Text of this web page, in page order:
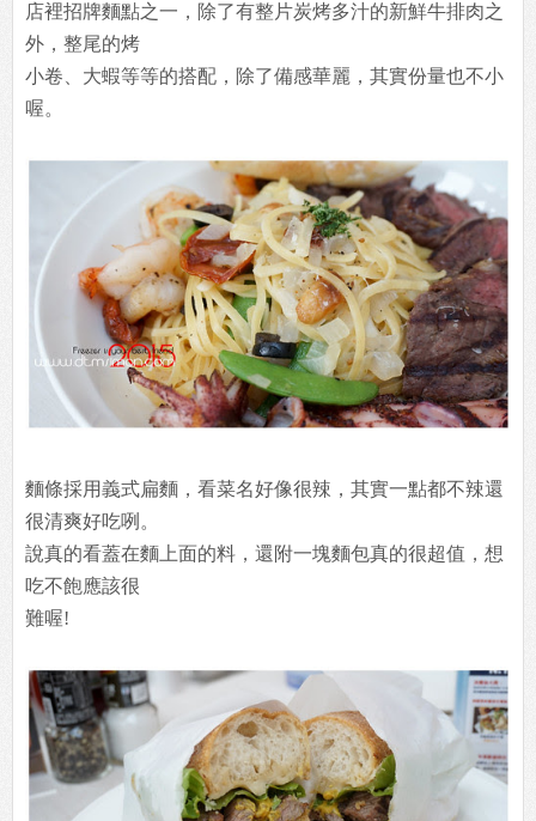
店裡招牌麵點之一，除了有整片炭烤多汁的新鮮牛排肉之
外，整尾的烤
小卷、大蝦等等的搭配，除了備感華麗，其實份量也不小
喔。
麵條採用義式扁麵，看菜名好像很辣，其實一點都不辣還
很清爽好吃咧。
說真的看蓋在麵上面的料，還附一塊麵包真的很超值，想
吃不飽應該很
難喔!